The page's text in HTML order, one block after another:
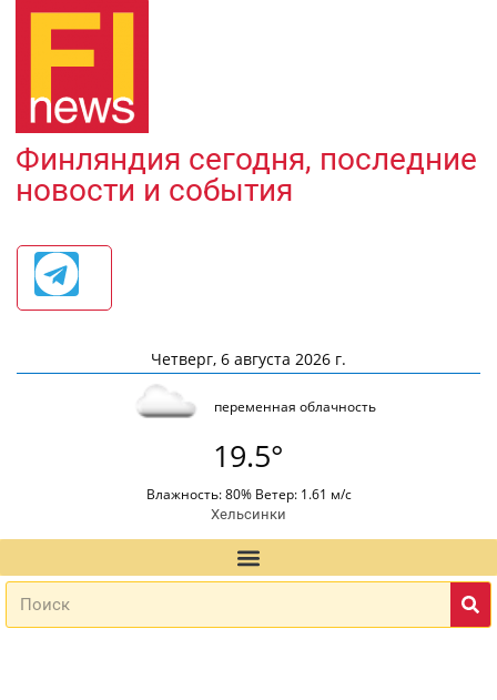
Финляндия сегодня, последние
новости и события
Четверг, 6 августа 2026 г.
переменная облачность
19.5°
Влажность: 80% Ветер: 1.61 м/с
Хельсинки